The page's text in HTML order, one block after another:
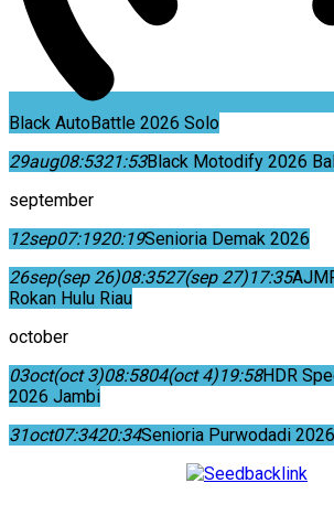
Black AutoBattle 2026 Solo
29aug08:5321:53Black Motodify 2026
september
12sep07:1920:19Senioria Demak 2026
26sep(sep 26)08:3527(sep 27)17:35
Rokan Hulu Riau
october
03oct(oct 3)08:5804(oct 4)19:58HDR
2026 Jambi
31oct07:3420:34Senioria Purwodadi 2026